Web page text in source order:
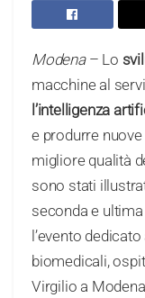
Modena– Lo
macchine al
l’intelligenza
e produrre
migliore qualità
sono stati
seconda e
l’evento
biomedicali,
Virgilio a